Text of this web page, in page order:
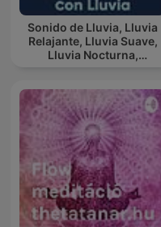
Sonido de Lluvia, Lluvia
Relajante, Lluvia Suave,
Lluvia Nocturna,